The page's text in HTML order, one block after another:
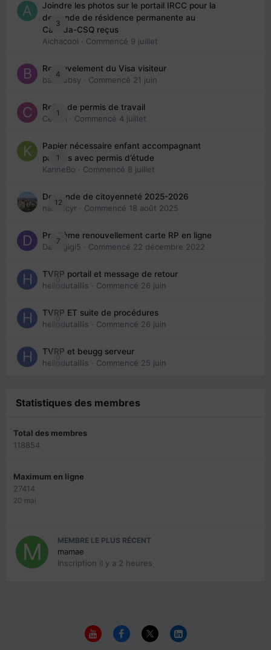
3
Joindre les photos sur le portail IRCC pour la
demande de résidence permanente au
Canada-CSQ reçus
Aichacool · Commencé 9 juillet
4
Renouvelement du Visa visiteur
babibubsy · Commencé 21 juin
1
Refus de permis de travail
Cedbri · Commencé 4 juillet
1
Papier nécessaire enfant accompagnant
parents avec permis d’étude
KarineBo · Commencé 8 juillet
12
Demande de citoyenneté 2025-2026
nanancyr · Commencé 18 août 2025
7
Problème renouvellement carte RP en ligne
Davidgigi5 · Commencé 22 décembre 2022
0
TVRP portail et message de retour
hellodutaillis · Commencé 26 juin
0
TVRP ET suite de procédures
hellodutaillis · Commencé 26 juin
0
TVRP et beugg serveur
hellodutaillis · Commencé 25 juin
Statistiques des membres
Total des membres
118854
Maximum en ligne
27414
20 mai
MEMBRE LE PLUS RÉCENT
mamae
Inscription il y a 2 heures